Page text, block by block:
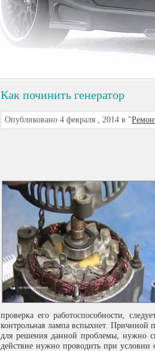
Как починить генератор
Опубликовано 4 февраля , 2014 в "
проверка его работоспособности,
контрольная лампа вспыхнет. Причиной
для решения данной проблемы, нужно
действие нужно проводить при